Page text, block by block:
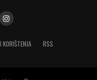
KORIŠTENJA RSS